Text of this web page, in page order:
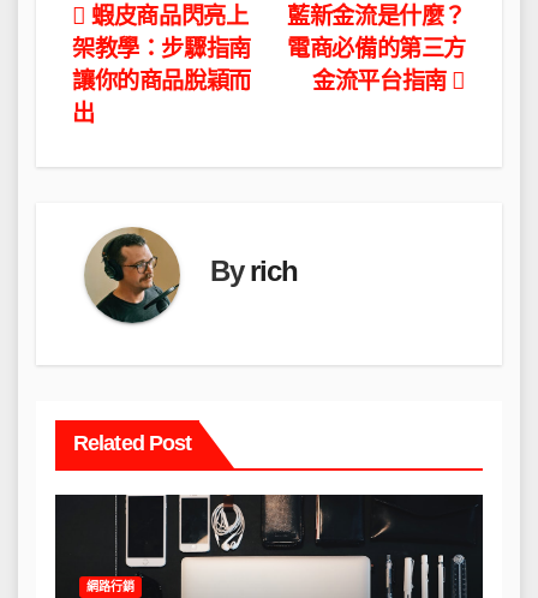
文
章
導
覽
藍新金流是什麼？
電商必備的第三方
金流平台指南
蝦皮商品閃亮上
架教學：步驟指南
讓你的商品脫穎而
出
Byrich
Related Post
網路行銷